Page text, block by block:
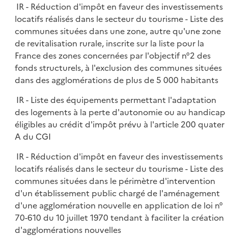
IR - Réduction d'impôt en faveur des investissements
locatifs réalisés dans le secteur du tourisme - Liste des
communes situées dans une zone, autre qu'une zone
de revitalisation rurale, inscrite sur la liste pour la
France des zones concernées par l'objectif n°2 des
fonds structurels, à l'exclusion des communes situées
dans des agglomérations de plus de 5 000 habitants
IR - Liste des équipements permettant l'adaptation
des logements à la perte d'autonomie ou au handicap
éligibles au crédit d'impôt prévu à l'article 200 quater
A du CGI
IR - Réduction d'impôt en faveur des investissements
locatifs réalisés dans le secteur du tourisme - Liste des
communes situées dans le périmètre d'intervention
d'un établissement public chargé de l'aménagement
d'une agglomération nouvelle en application de loi n°
70-610 du 10 juillet 1970 tendant à faciliter la création
d'agglomérations nouvelles